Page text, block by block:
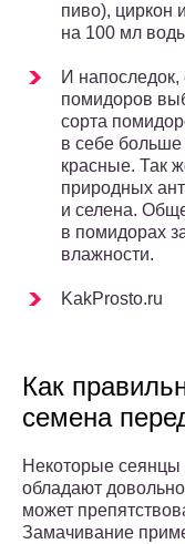
пиво), циркон
на 100 мл
И напоследок,
помидоров
сорта
в себе
красные. Так
природных
и селена.
в помидорах
влажности.
KakProsto.ru
Как
семена
Некоторые сеянцы
обладают
может
Замачивание